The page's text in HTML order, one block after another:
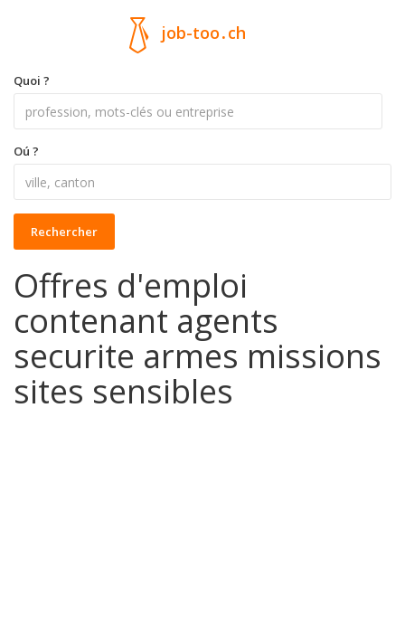
job-too.ch
Quoi ?
Oú ?
Rechercher
Offres d'emploi
contenant agents
securite armes missions
sites sensibles